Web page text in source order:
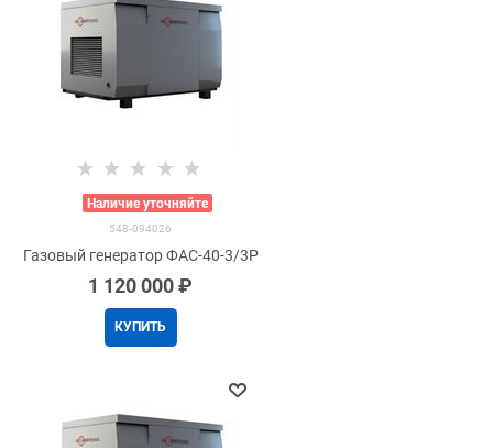
Наличие уточняйте
548-094026
Газовый генератор ФАС-40-3/3Р
1 120 000 ₽
КУПИТЬ